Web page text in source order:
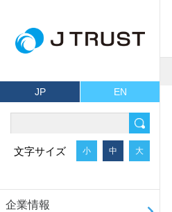
JP EN
文字サイズ 小 中 大
企業情報